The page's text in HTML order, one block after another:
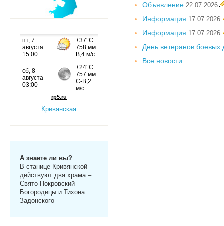
Кривянская
А знаете ли вы?
В станице Кривянской
действуют два храма –
Свято-Покровский
Богородицы и Тихона
Задонского
Объявление 22.07.2026
Информация 17.07.2026
Информация 17.07.2026
День ветеранов боевых
Все новости